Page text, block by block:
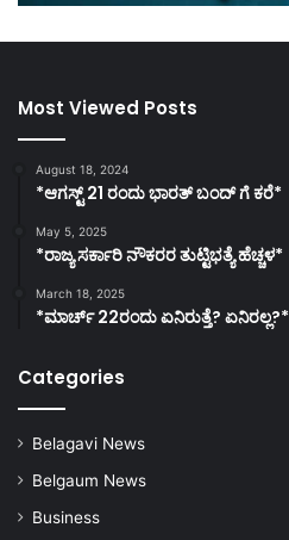
Most Viewed Posts
August 18, 2024
*ಆಗಸ್ಟ್ 21 ರಂದು ಭಾರತ್‌ ಬಂದ್‌ ಗೆ ಕರೆ*
May 5, 2025
*ರಾಜ್ಯ ಸರ್ಕಾರಿ ನೌಕರರ ತುಟ್ಟಿಭತ್ಯೆ ಹೆಚ್ಚಳ*
March 18, 2025
*ಮಾರ್ಚ್ 22ರಂದು ಏನಿರುತ್ತೆ? ಏನಿರಲ್ಲ?*
Categories
Belagavi News
Belgaum News
Business